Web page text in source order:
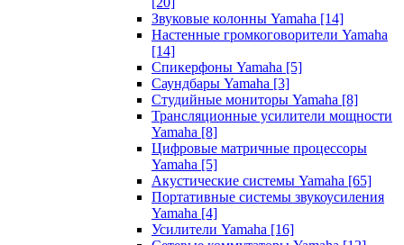
Звуковые колонны Yamaha [14]
Настенные громкоговорители Yamaha
[14]
Спикерфоны Yamaha [5]
Саундбары Yamaha [3]
Студийные мониторы Yamaha [8]
Трансляционные усилители мощности
Yamaha [8]
Цифровые матричные процессоры
Yamaha [5]
Акустические системы Yamaha [65]
Портативные системы звукоусиления
Yamaha [4]
Усилители Yamaha [16]